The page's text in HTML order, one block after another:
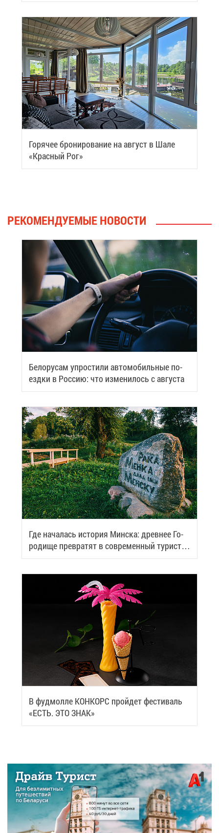
Го­ря­чее бро­ни­ро­ва­ние на ав­густ в Ша­ле
«Крас­ный Рог»
РЕ­КО­МЕН­ДУ­Е­МЫЕ НО­ВО­СТИ
Бе­ло­ру­сам упро­сти­ли ав­то­мо­биль­ные по­
езд­ки в Рос­сию: что из­ме­ни­лось с ав­гу­ста
Где на­ча­лась ис­то­рия Мин­ска: древ­нее Го­
ро­ди­ще пре­вра­тят в со­вре­мен­ный ту­ри­сти­
че­ский центр
В фуд­мол­ле КОН­КОРС прой­дет фе­сти­валь
«ЕСТЬ. ЭТО ЗНАК»